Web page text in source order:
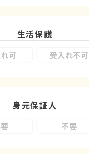
生活保護
可 受入れ不可
身元保証人
不要